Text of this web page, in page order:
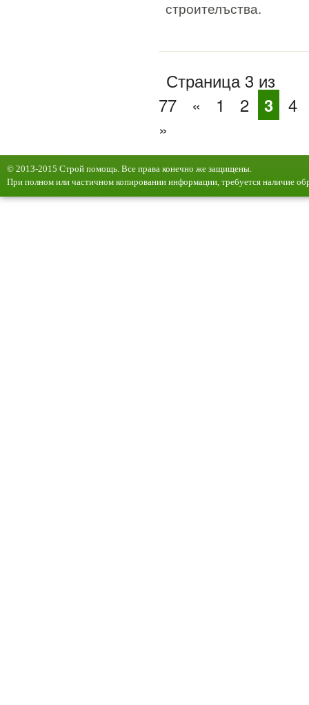
строителъства.
Страница 3 из
77
« 1 2 3
4
»
© 2013-2015 Строй помощь. Все права конечно же защищены.
При полном или частичном копировании информации, требуется наличие